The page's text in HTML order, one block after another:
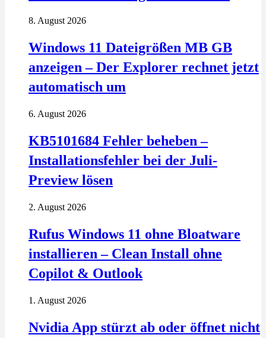
8. August 2026
Windows 11 Dateigrößen MB GB
anzeigen – Der Explorer rechnet jetzt
automatisch um
6. August 2026
KB5101684 Fehler beheben –
Installationsfehler bei der Juli-
Preview lösen
2. August 2026
Rufus Windows 11 ohne Bloatware
installieren – Clean Install ohne
Copilot & Outlook
1. August 2026
Nvidia App stürzt ab oder öffnet nicht